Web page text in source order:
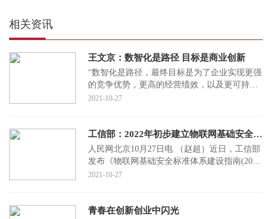
相关资讯
王文京：数智化是路径 目标是商业创新
“数智化是路径，最终目标是为了企业实现更强
的竞争优势，更高的经营绩效，以及更可持续
的绿色发展。”10月23日，在2021商业创新大会
2021-10-27
工信部：2022年初步建立物联网基础安全标准体系
人民网北京10月27日电 （赵超）近日，工信部
发布《物联网基础安全标准体系建设指南(2021
版)》（以下简称《指南》），明确物联网终
2021-10-27
青春在创新创业中闪光